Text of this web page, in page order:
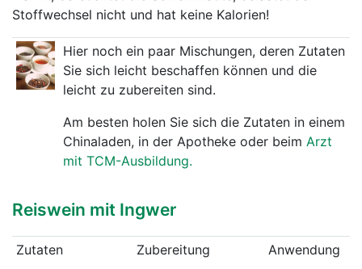
Stoffwechsel nicht und hat keine Kalorien!
Hier noch ein paar Mischungen, deren Zutaten
Sie sich leicht beschaffen können und die
leicht zu zubereiten sind.
Am besten holen Sie sich die Zutaten in einem
Chinaladen, in der Apotheke oder beim Arzt
mit TCM-Ausbildung.
Reiswein mit Ingwer
Zutaten Zubereitung Anwendung